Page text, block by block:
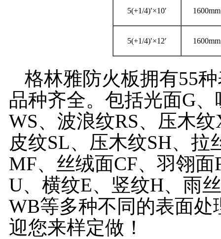
5(+1/4)′×10′
5(+1/4)′×12′
格林雅防火板拥有55
品种齐全。包括光面G
WS、波浪纹RS、压木
皮纹SL、压木纹SH、拉
MF、丝绒面CF、羽翎
U、横纹E、竖纹H、雨
WB等多种不同的表面
迎您来样定做！